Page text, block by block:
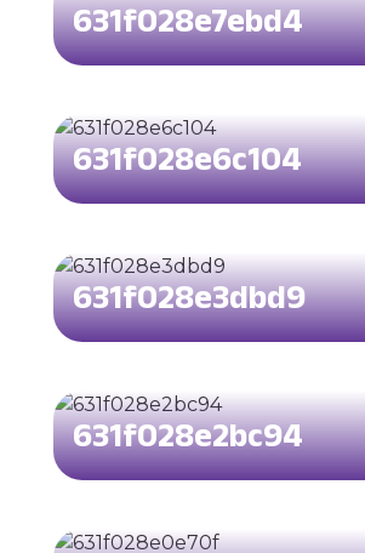
631f028e7ebd4
631f028e6c104
631f028e3dbd9
631f028e2bc94